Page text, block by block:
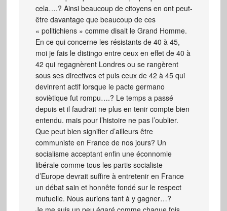
cela….? Ainsi beaucoup de citoyens en ont peut-
être davantage que beaucoup de ces
« politichiens » comme disait le Grand Homme.
En ce qui concerne les résistants de 40 à 45,
moi je fais le distingo entre ceux en effet de 40 à
42 qui regagnèrent Londres ou se rangèrent
sous ses directives et puis ceux de 42 à 45 qui
devinrent actif lorsque le pacte germano
soviètique fut rompu….? Le temps a passé
depuis et il faudrait ne plus en tenir compte bien
entendu. mais pour l’histoire ne pas l’oublier.
Que peut bien signifier d’ailleurs être
communiste en France de nos jours? Un
socialisme acceptant enfin une éconnomie
libérale comme tous les partis socialiste
d’Europe devrait suffire à entretenir en France
un débat sain et honnête fondé sur le respect
mutuelle. Nous aurions tant à y gagner…?